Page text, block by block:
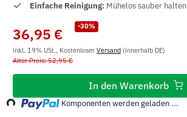
Einfache Reinigung: Mühelos sauber halten
-30%
36,95 €
inkl. 19% USt., Kostenloser Versand (innerhalb DE)
Alter Preis: 52,95 €
In den Warenkorb
Loading... Komponenten werden geladen ...